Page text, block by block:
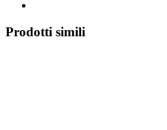
Prodotti simili